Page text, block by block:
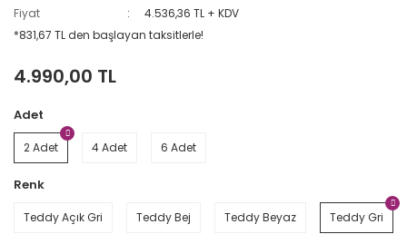
Fiyat
4.536,36 TL + KDV
*831,67 TL den başlayan taksitlerle!
4.990,00 TL
Adet
2 Adet 4 Adet 6 Adet
Renk
Teddy Açık Gri Teddy Bej Teddy Beyaz Teddy Gri